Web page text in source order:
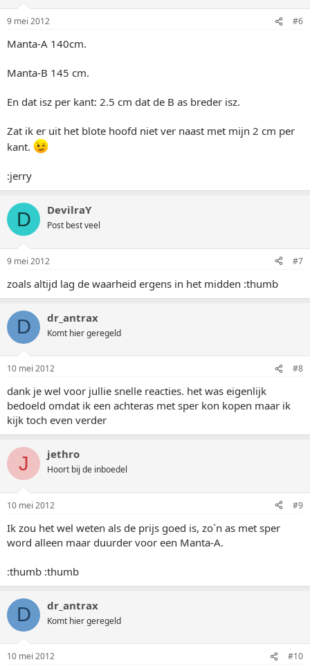
9 mei 2012 #6
Manta-A 140cm.
Manta-B 145 cm.
En dat isz per kant: 2.5 cm dat de B as breder isz.
Zat ik er uit het blote hoofd niet ver naast met mijn 2 cm per
kant.
:jerry
D DevilraY
Post best veel
9 mei 2012 #7
zoals altijd lag de waarheid ergens in het midden :thumb
D dr_antrax
Komt hier geregeld
10 mei 2012 #8
dank je wel voor jullie snelle reacties. het was eigenlijk
bedoeld omdat ik een achteras met sper kon kopen maar ik
kijk toch even verder
J jethro
Hoort bij de inboedel
10 mei 2012 #9
Ik zou het wel weten als de prijs goed is, zo`n as met sper
word alleen maar duurder voor een Manta-A.
:thumb :thumb
D dr_antrax
Komt hier geregeld
10 mei 2012 #10